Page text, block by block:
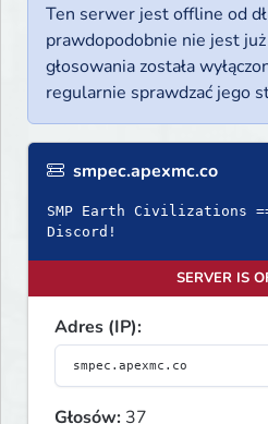
Ten serwer jest offline od
prawdopodobnie nie jest
głosowania została
regularnie sprawdzać jego
smpec.apexmc.co
SMP Earth Civilizations
Discord!
SERVER IS
Adres (IP):
Głosów: 37